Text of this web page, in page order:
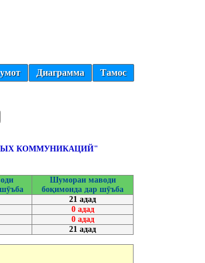
Диаграмма Тамос
КОММУНИКАЦИЙ"
Шумораи маводи
боқимонда дар шӯъба
21 адад
0 адад
0 адад
21 адад